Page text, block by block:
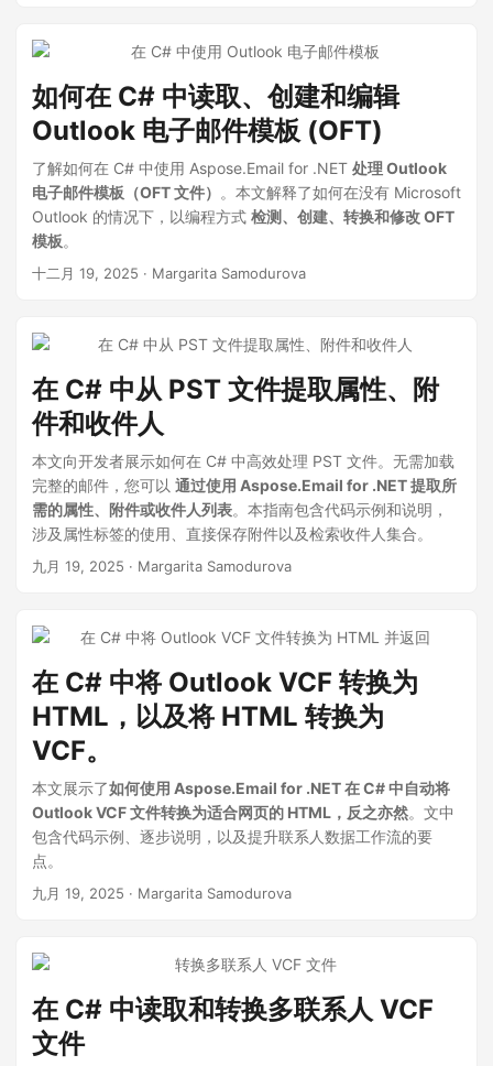
如何在 C# 中读取、创建和编辑
Outlook 电子邮件模板 (OFT)
了解如何在 C# 中使用 Aspose.Email for .NET 处理 Outlook
电子邮件模板（OFT 文件） 。本文解释了如何在没有 Microsoft
Outlook 的情况下，以编程方式 检测、创建、转换和修改 OFT
模板。
十二月 19, 2025 · Margarita Samodurova
在 C# 中从 PST 文件提取属性、附
件和收件人
本文向开发者展示如何在 C# 中高效处理 PST 文件。无需加载
完整的邮件，您可以 通过使用 Aspose.Email for .NET 提取所
需的属性、附件或收件人列表。本指南包含代码示例和说明，
涉及属性标签的使用、直接保存附件以及检索收件人集合。
九月 19, 2025 · Margarita Samodurova
在 C# 中将 Outlook VCF 转换为
HTML，以及将 HTML 转换为
VCF。
本文展示了如何使用 Aspose.Email for .NET 在 C# 中自动将
Outlook VCF 文件转换为适合网页的 HTML，反之亦然。文中
包含代码示例、逐步说明，以及提升联系人数据工作流的要
点。
九月 19, 2025 · Margarita Samodurova
在 C# 中读取和转换多联系人 VCF
文件